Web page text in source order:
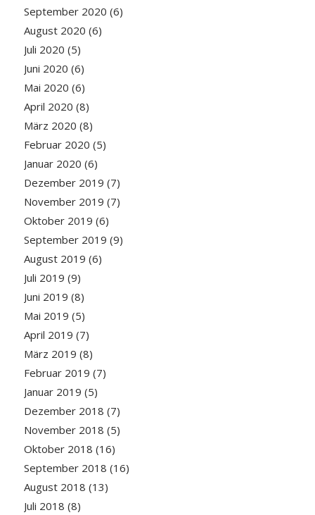
September 2020 (6)
August 2020 (6)
Juli 2020 (5)
Juni 2020 (6)
Mai 2020 (6)
April 2020 (8)
März 2020 (8)
Februar 2020 (5)
Januar 2020 (6)
Dezember 2019 (7)
November 2019 (7)
Oktober 2019 (6)
September 2019 (9)
August 2019 (6)
Juli 2019 (9)
Juni 2019 (8)
Mai 2019 (5)
April 2019 (7)
März 2019 (8)
Februar 2019 (7)
Januar 2019 (5)
Dezember 2018 (7)
November 2018 (5)
Oktober 2018 (16)
September 2018 (16)
August 2018 (13)
Juli 2018 (8)